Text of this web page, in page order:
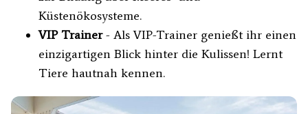
Küstenökosysteme.
VIP Trainer- Als VIP-Trainer genießt ihr einen
einzigartigen Blick hinter die Kulissen! Lernt
Tiere hautnah kennen.